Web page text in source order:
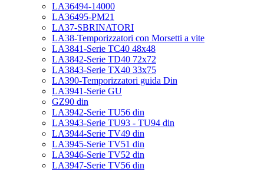
LA36494-14000
LA36495-PM21
LA37-SBRINATORI
LA38-Temporizzatori con Morsetti a vite
LA3841-Serie TC40 48x48
LA3842-Serie TD40 72x72
LA3843-Serie TX40 33x75
LA390-Temporizzatori guida Din
LA3941-Serie GU
GZ90 din
LA3942-Serie TU56 din
LA3943-Serie TU93 - TU94 din
LA3944-Serie TV49 din
LA3945-Serie TV51 din
LA3946-Serie TV52 din
LA3947-Serie TV56 din